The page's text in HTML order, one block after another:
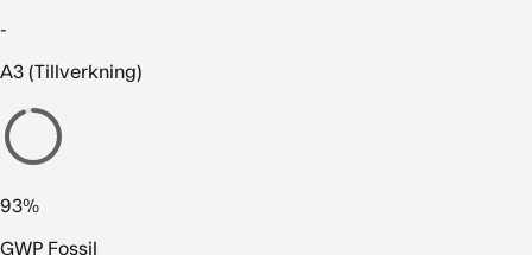
-
A3 (Tillverkning)
93%
GWP Fossil